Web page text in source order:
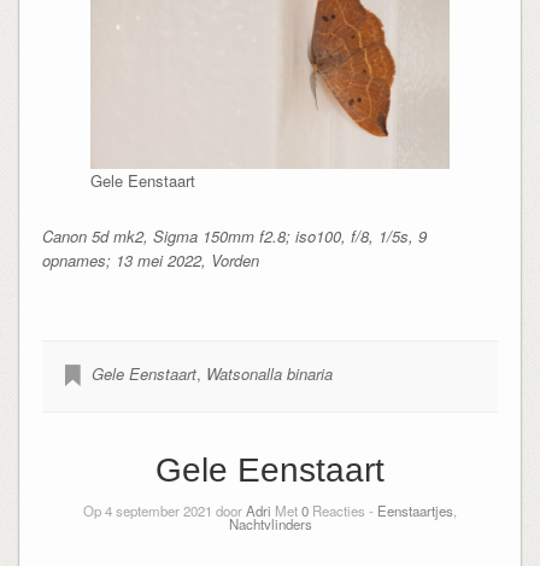
Gele Eenstaart
Canon 5d mk2, Sigma 150mm f2.8; iso100, f/8, 1/5s, 9
opnames; 13 mei 2022, Vorden
Gele Eenstaart, Watsonalla binaria
Gele Eenstaart
Op 4 september 2021 doorAdri Met0 Reacties - Eenstaartjes
Nachtvlinders